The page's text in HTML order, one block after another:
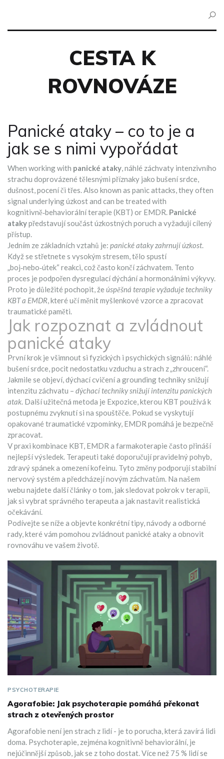
CESTA K
ROVNOVÁZE
Panické ataky – co to je a
jak se s nimi vypořádat
When working with panické ataky,náhlé záchvaty intenzivního
strachu doprovázené tělesnými příznaky jako bušení srdce,
dušnost, pocení či třes. Also known as panic attacks, they often
signal underlyingúzkostand can be treated with
kognitivně‑behaviorální terapie (KBT) or EMDR. Panické
atakypředstavují součást úzkostných poruch a vyžadují cílený
přístup.
Jedním ze základních vztahů je: panické ataky zahrnují úzkost.
Když se střetnete s vysokým stresem, tělo spustí
„boj‑nebo‑útek“ reakci, což často končí záchvatem. Tento
proces je podpořen dysregulací dýchání a hormonálními výkyvy.
Proto je důležité pochopit, že úspěšná terapie vyžaduje techniky
KBT a EMDR, které učí měnit myšlenkové vzorce a zpracovat
traumatické paměti.
Jak rozpoznat a zvládnout
panické ataky
První krok je všimnout si fyzických i psychických signálů: náhlé
bušení srdce, pocit nedostatku vzduchu a strach z „zhroucení“.
Jakmile se objeví, dýchací cvičení a grounding techniky snižují
intenzitu záchvatu – dýchací techniky snižují intenzitu panických
atak. Další užitečná metoda je Expozice, kterou KBT používá k
postupnému zvyknutí si na spouštěče. Pokud se vyskytují
opakované traumatické vzpomínky, EMDR pomáhá je bezpečně
zpracovat.
V praxi kombinace KBT, EMDR a farmakoterapie často přináší
nejlepší výsledek. Terapeuti také doporučují pravidelný pohyb,
zdravý spánek a omezení kofeinu. Tyto změny podporují stabilní
nervový systém a předcházejí novým záchvatům. Na našem
webu najdete další články o tom, jak sledovat pokrok v terapii,
jak si vybrat správného terapeuta a jak nastavit realistická
očekávání.
Podívejte se níže a objevte konkrétní tipy, návody a odborné
rady, které vám pomohou zvládnout panické ataky a obnovit
rovnováhu ve vašem životě.
PSYCHOTERAPIE
Agorafobie: Jak psychoterapie pomáhá překonat
strach z otevřených prostor
Agorafobie není jen strach z lidí - je to porucha, která zavírá lidi
doma. Psychoterapie, zejména kognitivně behaviorální, je
nejúčinnější způsob, jak se z toho dostat. Více než 75 % lidí se